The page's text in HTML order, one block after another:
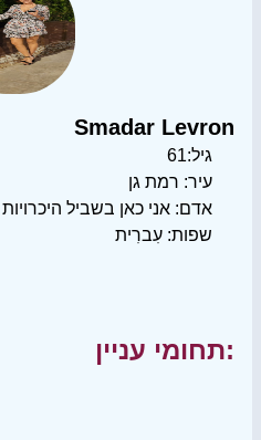
Smadar Levron
גיל:61
עיר: רמת גן
אדם: אני כאן בשביל היכרויות
שפות: עִברִית
תחומי עניין: